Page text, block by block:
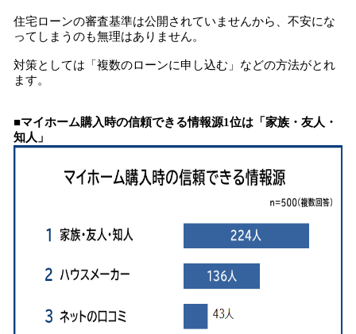
住宅ローンの審査基準は公開されていませんから、不安にな
ってしまうのも無理はありません。
対策としては「複数のローンに申し込む」などの方法がとれ
ます。
■マイホーム購入時の信頼できる情報源1位は「家族・友人・
知人」